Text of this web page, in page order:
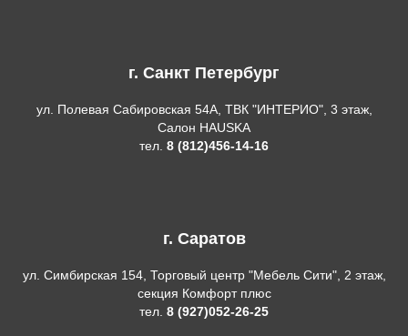
г. Санкт Петербург
ул. Полевая Сабировская 54А, ТВК "ИНТЕРИО", 3 этаж,
Салон HAUSKA
тел. 8 (812)456-14-16
г. Саратов
ул. Симбирская 154, Торговый центр "Мебель Сити", 2 этаж,
секция Комфорт плюс
тел. 8 (927)052-26-25